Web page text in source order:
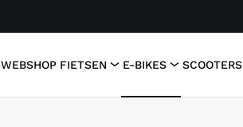
WEBSHOP FIETSEN E-BIKES SCOOTERS